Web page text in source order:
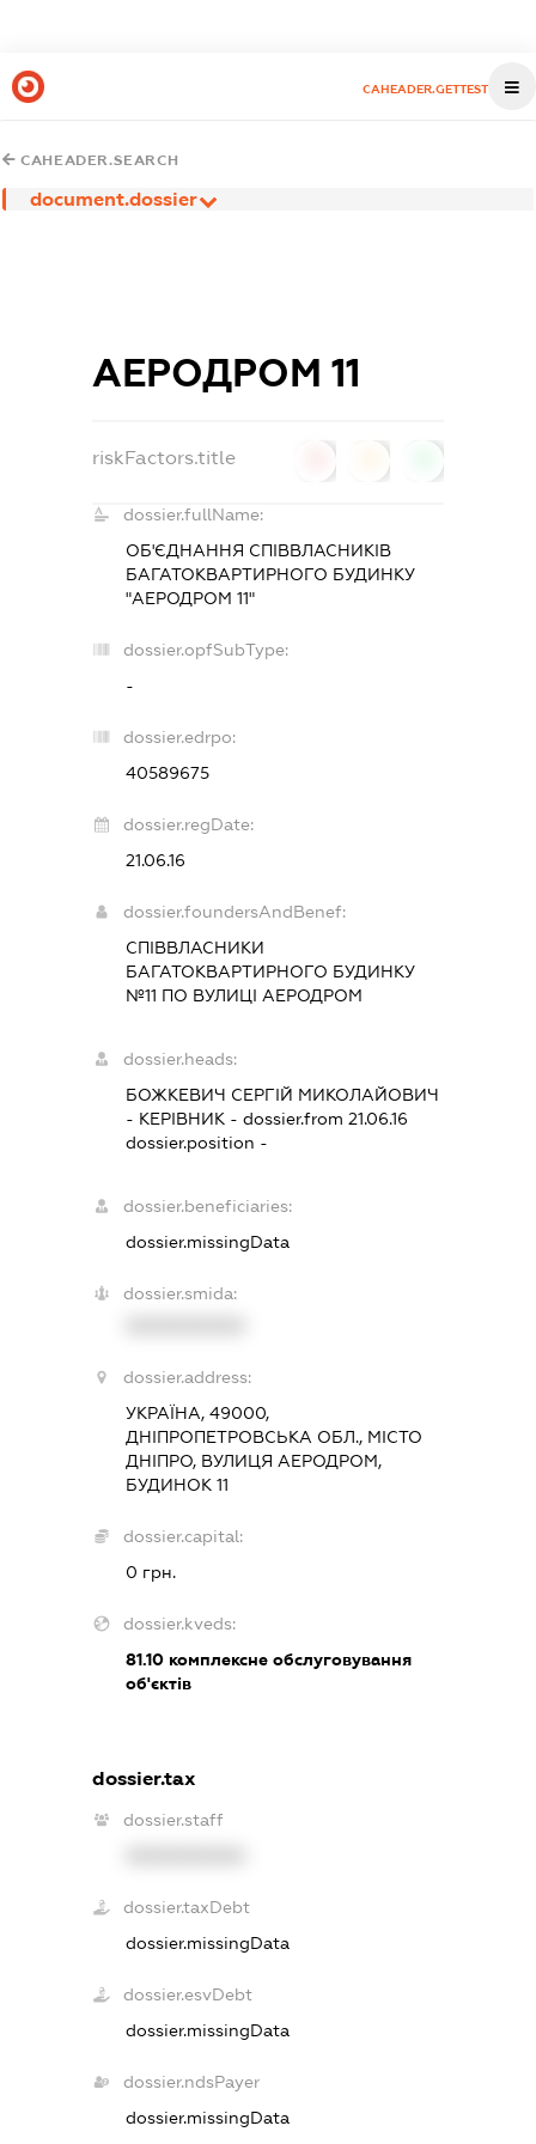
CAHEADER.GETTEST
CAHEADER.SEARCH
document.dossier
АЕРОДРОМ 11
riskFactors.title
dossier.fullName:
ОБ'ЄДНАННЯ СПІВВЛАСНИКІВ
БАГАТОКВАРТИРНОГО БУДИНКУ
"АЕРОДРОМ 11"
dossier.opfSubType:
-
dossier.edrpo:
40589675
dossier.regDate:
21.06.16
dossier.foundersAndBenef:
СПІВВЛАСНИКИ
БАГАТОКВАРТИРНОГО БУДИНКУ
№11 ПО ВУЛИЦІ АЕРОДРОМ
dossier.heads:
БОЖКЕВИЧ СЕРГІЙ МИКОЛАЙОВИЧ
- КЕРІВНИК- dossier.from 21.06.16
dossier.position -
dossier.beneficiaries:
dossier.missingData
dossier.smida:
dossier.address:
УКРАЇНА, 49000,
ДНІПРОПЕТРОВСЬКА ОБЛ., МІСТО
ДНІПРО, ВУЛИЦЯ АЕРОДРОМ,
БУДИНОК 11
dossier.capital:
0 грн.
dossier.kveds:
81.10комплексне обслуговування
об'єктів
dossier.tax
dossier.staff
dossier.taxDebt
dossier.missingData
dossier.esvDebt
dossier.missingData
dossier.ndsPayer
dossier.missingData